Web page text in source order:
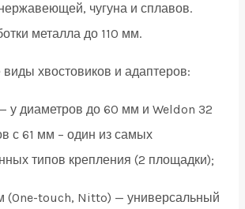
чугуна и сплавов.
металла до 110 мм.
хвостовиков и адаптеров:
у диаметров до 60 мм и Weldon 32
с 61 мм – один из самых
типов крепления (2 площадки);
(One-touch, Nitto) — универсальный